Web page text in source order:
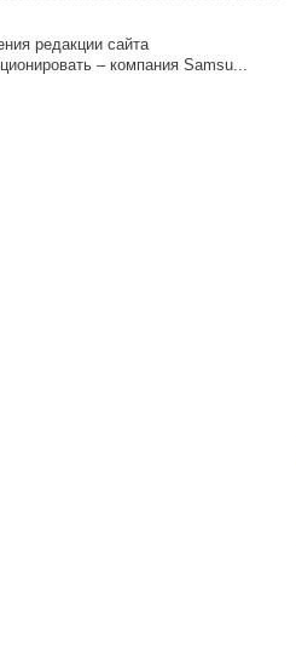
редакции сайта
– компания Samsu...